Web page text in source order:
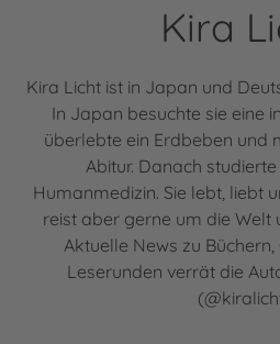
Kira
Kira Licht ist in Japan und
In Japan besuchte sie eine
überlebte ein Erdbeben und
Abitur. Danach
Humanmedizin. Sie lebt, liebt
reist aber gerne um die Welt
Aktuelle News zu
Leserunden verrät die